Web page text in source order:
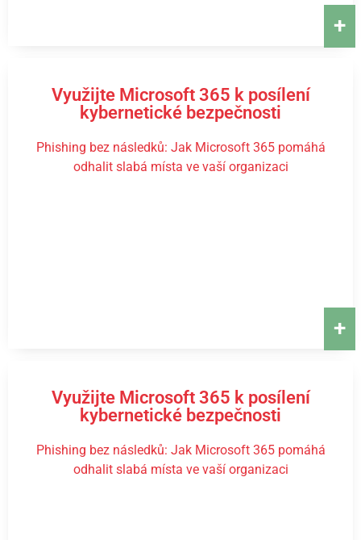
+
Využijte Microsoft 365 k posílení
kybernetické bezpečnosti
Phishing bez následků: Jak Microsoft 365 pomáhá
odhalit slabá místa ve vaší organizaci
+
Využijte Microsoft 365 k posílení
kybernetické bezpečnosti
Phishing bez následků: Jak Microsoft 365 pomáhá
odhalit slabá místa ve vaší organizaci